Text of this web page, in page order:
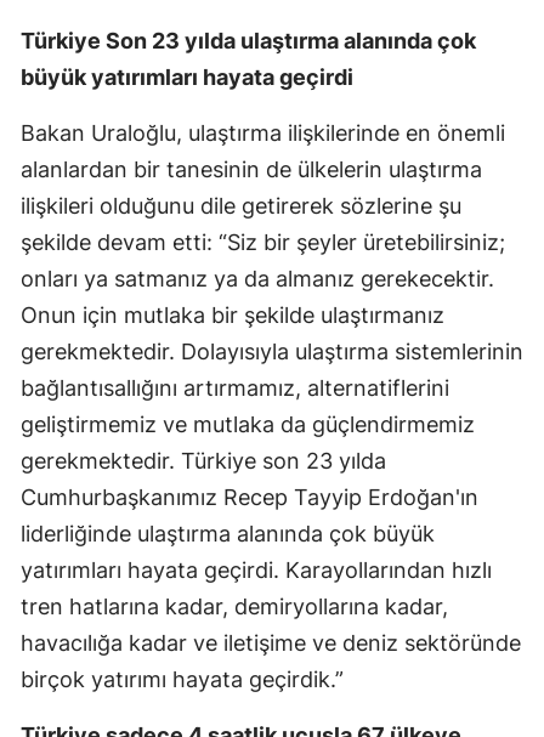
Türkiye Son 23 yılda ulaştırma alanında çok
büyük yatırımları hayata geçirdi
Bakan Uraloğlu, ulaştırma ilişkilerinde en önemli
alanlardan bir tanesinin de ülkelerin ulaştırma
ilişkileri olduğunu dile getirerek sözlerine şu
şekilde devam etti: “Siz bir şeyler üretebilirsiniz;
onları ya satmanız ya da almanız gerekecektir.
Onun için mutlaka bir şekilde ulaştırmanız
gerekmektedir. Dolayısıyla ulaştırma sistemlerinin
bağlantısallığını artırmamız, alternatiflerini
geliştirmemiz ve mutlaka da güçlendirmemiz
gerekmektedir. Türkiye son 23 yılda
Cumhurbaşkanımız Recep Tayyip Erdoğan'ın
liderliğinde ulaştırma alanında çok büyük
yatırımları hayata geçirdi. Karayollarından hızlı
tren hatlarına kadar, demiryollarına kadar,
havacılığa kadar ve iletişime ve deniz sektöründe
birçok yatırımı hayata geçirdik.”